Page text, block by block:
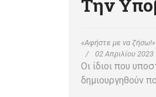
Την
«Αφήστε με να
02 Απριλίου 2023
Οι ίδιοι που
δημιουργηθούν